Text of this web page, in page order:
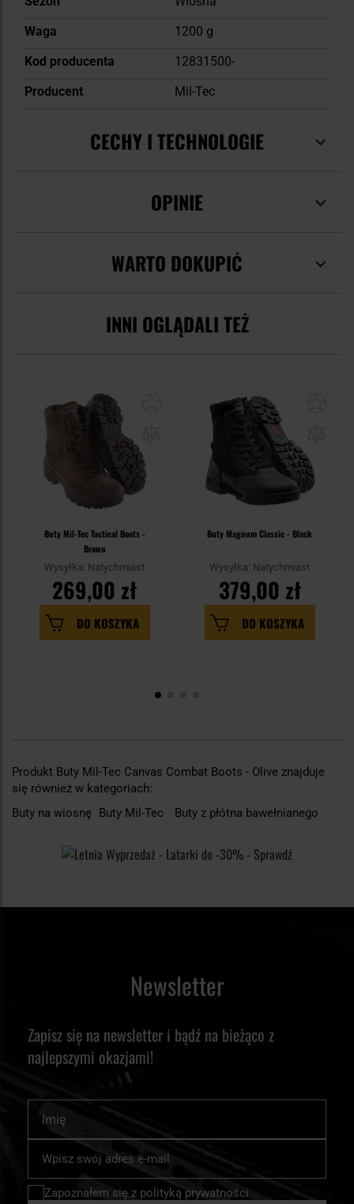
Waga
1200 g
Kod producenta
12831500-
Producent
Mil-Tec
CECHY I TECHNOLOGIE
OPINIE
WARTO DOKUPIĆ
INNI OGLĄDALI TEŻ
Buty Mil-Tec Tactical Boots -
Brown
Wysyłka: Natychmiast
269,00 zł
DO KOSZYKA
Buty Magnum Classic - Black
Wysyłka: Natychmiast
379,00 zł
DO KOSZYKA
Produkt Buty Mil-Tec Canvas Combat Boots - Olive znajduje
się również w kategoriach:
Buty na wiosnę Buty Mil-Tec Buty z płótna bawełnianego
Newsletter
Zapisz się na newsletter i bądź na bieżąco z
najlepszymi okazjami!
nasz
newsletter:
Zapoznałem się z polityką prywatności